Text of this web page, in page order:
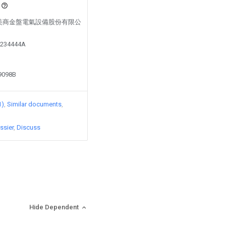
金盤電氣設備股份有限公
Similar documents
Discuss
Hide Dependent